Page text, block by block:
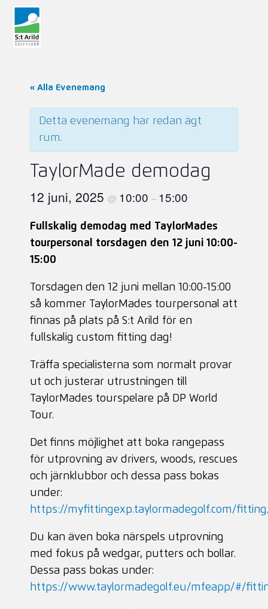
« Alla Evenemang
Detta evenemang har redan ägt
rum.
TaylorMade demodag
12 juni, 2025@ 10:00– 15:00
Fullskalig demodag med TaylorMades
tourpersonal torsdagen den 12 juni 10:00-
15:00
Torsdagen den 12 juni mellan 10:00-15:00
så kommer TaylorMades tourpersonal att
finnas på plats på S:t Arild för en
fullskalig custom fitting dag!
Träffa specialisterna som normalt provar
ut och justerar utrustningen till
TaylorMades tourspelare på DP World
Tour.
Det finns möjlighet att boka rangepass
för utprovning av drivers, woods, rescues
och järnklubbor och dessa pass bokas
under:
https://myfittingexp.taylormadegolf.com/
Du kan även boka närspels utprovning
med fokus på wedgar, putters och bollar.
Dessa pass bokas under:
https://www.taylormadegolf.eu/mfeapp/#/